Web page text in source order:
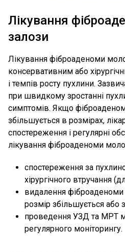
Лікування
залози
Лікування фіброаденоми
консервативним або
і темпів росту пухлини.
при швидкому зростанні
симптомів. Якщо
збільшується в розмірах,
спостереження і регулярні
лікування фіброаденоми
спостереження за
хірургічного втручання
видалення фіброаденоми
розмір збільшується
проведення УЗД та МРТ
регулярного моніторингу.